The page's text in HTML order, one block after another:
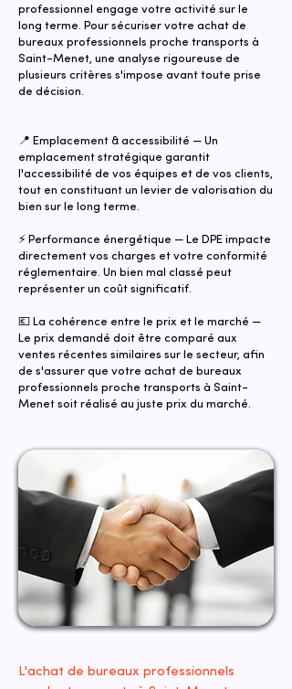
professionnel engage votre activité sur le
long terme. Pour sécuriser votre achat de
bureaux professionnels proche transports à
Saint-Menet, une analyse rigoureuse de
plusieurs critères s'impose avant toute prise
de décision.
📍 Emplacement & accessibilité — Un
emplacement stratégique garantit
l'accessibilité de vos équipes et de vos clients,
tout en constituant un levier de valorisation du
bien sur le long terme.
⚡ Performance énergétique — Le DPE impacte
directement vos charges et votre conformité
réglementaire. Un bien mal classé peut
représenter un coût significatif.
💶 La cohérence entre le prix et le marché —
Le prix demandé doit être comparé aux
ventes récentes similaires sur le secteur, afin
de s'assurer que votre achat de bureaux
professionnels proche transports à Saint-
Menet soit réalisé au juste prix du marché.
L'achat de bureaux professionnels